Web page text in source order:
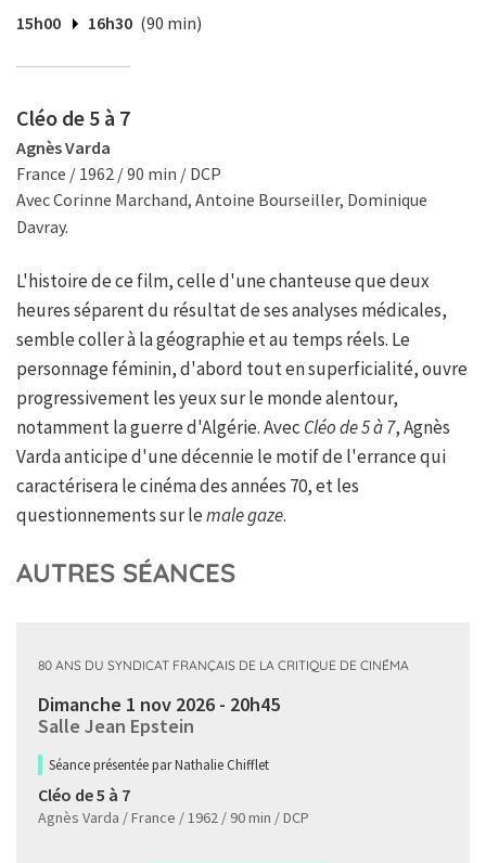
15h00 16h30 (90 min)
Cléo de 5 à 7
Agnès Varda
France / 1962 / 90 min / DCP
Avec Corinne Marchand, Antoine Bourseiller, Dominique
Davray.
L'histoire de ce film, celle d'une chanteuse que deux
heures séparent du résultat de ses analyses médicales,
semble coller à la géographie et au temps réels. Le
personnage féminin, d'abord tout en superficialité, ouvre
progressivement les yeux sur le monde alentour,
notamment la guerre d'Algérie. Avec Cléo de 5 à 7, Agnès
Varda anticipe d'une décennie le motif de l'errance qui
caractérisera le cinéma des années 70, et les
questionnements sur lemale gaze.
AUTRES SÉANCES
80 ANS DU SYNDICAT FRANÇAIS DE LA CRITIQUE DE CINÉMA
Dimanche 1 nov 2026 - 20h45
Salle Jean Epstein
Séance présentée par Nathalie Chifflet
Cléo de 5 à 7
Agnès Varda / France / 1962 / 90 min / DCP